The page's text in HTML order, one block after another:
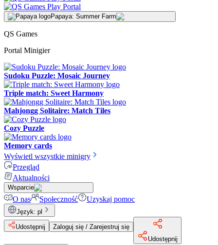
Papaya: Summer Farm
QS Games
Portal Minigier
Sudoku Puzzle: Mosaic Journey
Triple match: Sweet Harmony
Mahjongg Solitaire: Match Tiles
Cozy Puzzle
Memory cards
Wyświetl wszystkie minigry
Przegląd
Aktualności
Wsparcie
O nas Społeczność Uzyskaj pomoc
Język: pl
Udostępnij
Zaloguj się / Zarejestruj się
Udostępnij